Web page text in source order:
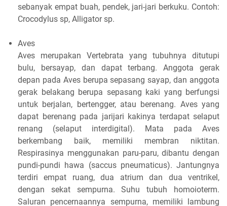
sebanyak empat buah, pendek, jari-jari berkuku. Contoh:
Crocodylus sp, Alligator sp.
Aves
Aves merupakan Vertebrata yang tubuhnya ditutupi
bulu, bersayap, dan dapat terbang. Anggota gerak
depan pada Aves berupa sepasang sayap, dan anggota
gerak belakang berupa sepasang kaki yang berfungsi
untuk berjalan, bertengger, atau berenang. Aves yang
dapat berenang pada jarijari kakinya terdapat selaput
renang (selaput interdigital). Mata pada Aves
berkembang baik, memiliki membran niktitan.
Respirasinya menggunakan paru-paru, dibantu dengan
pundi-pundi hawa (saccus pneumaticus). Jantungnya
terdiri empat ruang, dua atrium dan dua ventrikel,
dengan sekat sempurna. Suhu tubuh homoioterm.
Saluran pencernaannya sempurna, memiliki lambung